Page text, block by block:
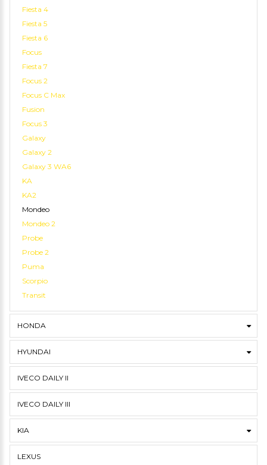
Fiesta 4
Fiesta 5
Fiesta 6
Focus
Fiesta 7
Focus 2
Focus C Max
Fusion
Focus 3
Galaxy
Galaxy 2
Galaxy 3 WA6
KA
KA2
Mondeo
Mondeo 2
Probe
Probe 2
Puma
Scorpio
Transit
HONDA
HYUNDAI
IVECO DAILY II
IVECO DAILY III
KIA
LEXUS